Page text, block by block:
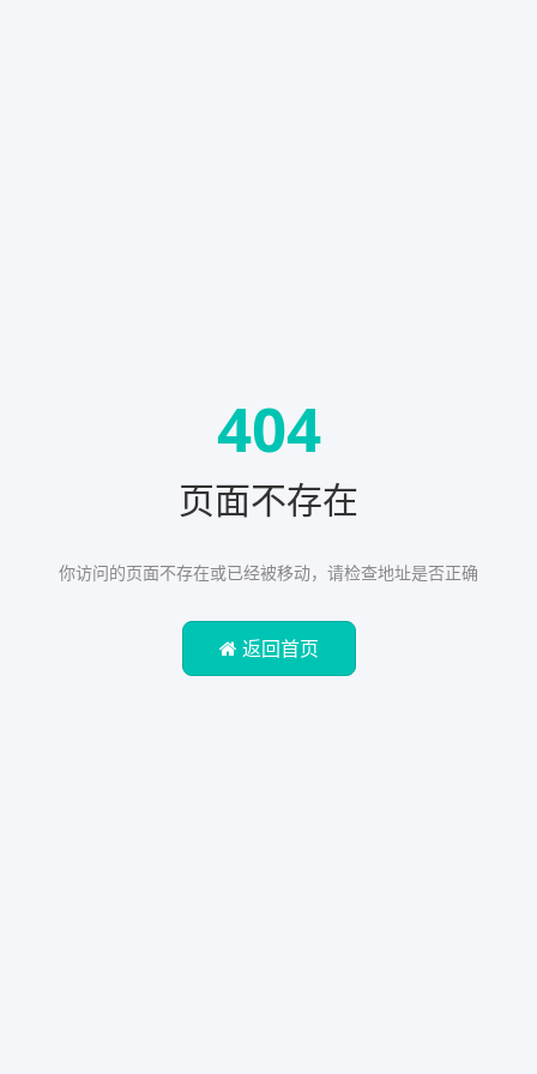
404
页面不存在
你访问的页面不存在或已经被移动，请检查地址是否正确
返回首页